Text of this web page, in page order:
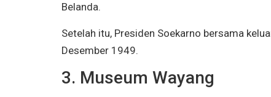
Belanda.
Setelah itu, Presiden Soekarno bersama
Desember 1949.
3. Museum Wayang